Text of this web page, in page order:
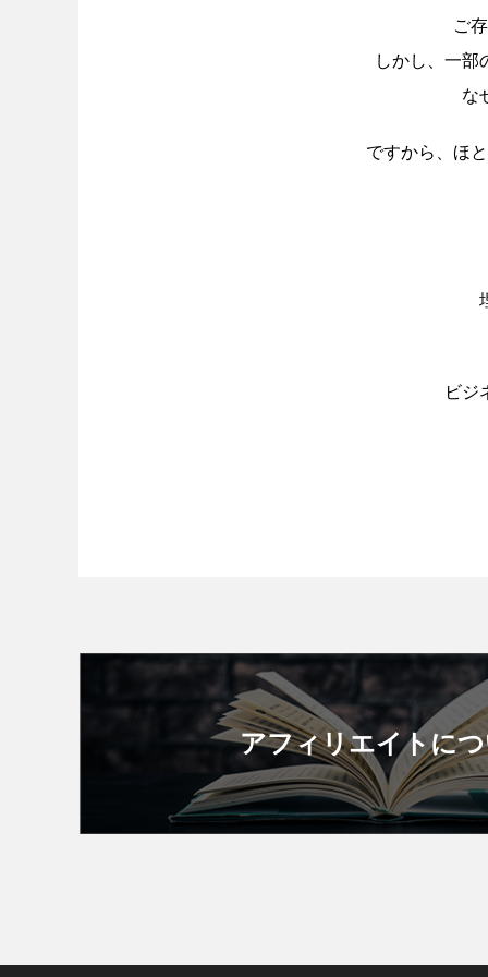
ご
しかし、一部
な
ですから、ほ
ビジ
アフィリエイトに